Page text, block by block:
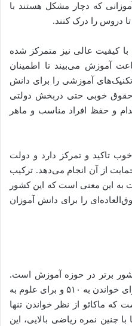
که دچار مشکل هستند با
دروس را درک کنند.
با کیفیت عالی نیز متمرکز شده
هر معلم هر سال ۱۰۰ ساعت آموزش می‌بیند تا اطمینان
آموزشی را برای دانش
حقوق خوبی حتی دربخش دولتی
و حفظ افراد مناسب و ماهر
تاکید و تمرکز دارد و دولت
از آن انجام می‌دهد. ترکیب
به این معنی است که این کشور
را برای دانش آموزان
کلی ۵۳۵ دومین کشور برتر در حوزه آموزش است.
این امتیاز برای ریاضیات به ۵۵۲، برای خواندن به ۵۱۰ و برای علوم به
که ماکائو از نظر خواندن تنها
چنین نمره ریاضی بالایی، این